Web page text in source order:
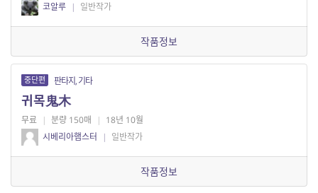
코알루 | 일반작가
작품정보
중단편 판타지, 기타
귀목鬼木
무료 | 분량 150매 | 18년 10월
시베리아햄스터
| 일반작가
작품정보